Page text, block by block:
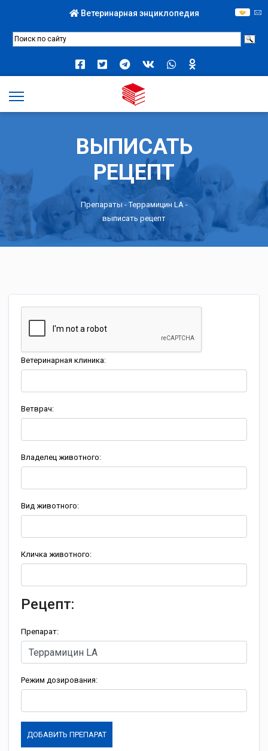
Ветеринарная энциклопедия
ВЫПИСАТЬ
РЕЦЕПТ
Препараты -Террамицин LA -
выписать рецепт
Ветеринарная клиника:
Ветврач:
Владелец животного:
Вид животного:
Кличка животного:
Рецепт:
Препарат:
Режим дозирования:
ДОБАВИТЬ ПРЕПАРАТ